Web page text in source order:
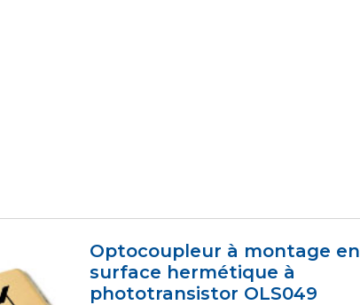
Optocoupleur à montage en
surface hermétique à
phototransistor OLS049